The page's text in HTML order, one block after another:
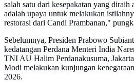
salah satu dari kesepakatan yang diraih
adalah upaya untuk melakukan
restorasi dari Candi Prambanan,"
Sebelumnya, Presiden Prabowo
kedatangan Perdana Menteri India
TNI AU Halim Perdanakusuma,
Modi melakukan kunjungan
2026.